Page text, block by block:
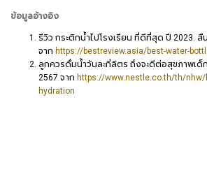
ข้อมูลอ้างอิง
รีวิว กระติกน้ำไปโรงเรียน ที่ดีที่สุด ปี 2023. สื
จาก https://bestreview.asia/best-water-
ลูกควรดื่มน้ำวันละกี่ลิตร ถึงจะดีต่อสุขภาพเด็
2567 จาก https://www.nestle.co.th/th/
hydration